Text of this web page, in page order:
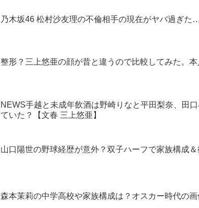
乃木坂46 松村沙友理の不倫相手の現在がヤバ過ぎた
整形？三上悠亜の顔が昔と違うので比較してみた。
NEWS手越と未成年飲酒は野崎りなと平田梨奈、田
ていた？【文春 三上悠亜】
山口陽世の野球経歴が意外？双子ハーフで家族構成＆
森本茉莉の中学高校や家族構成は？オスカー時代の画